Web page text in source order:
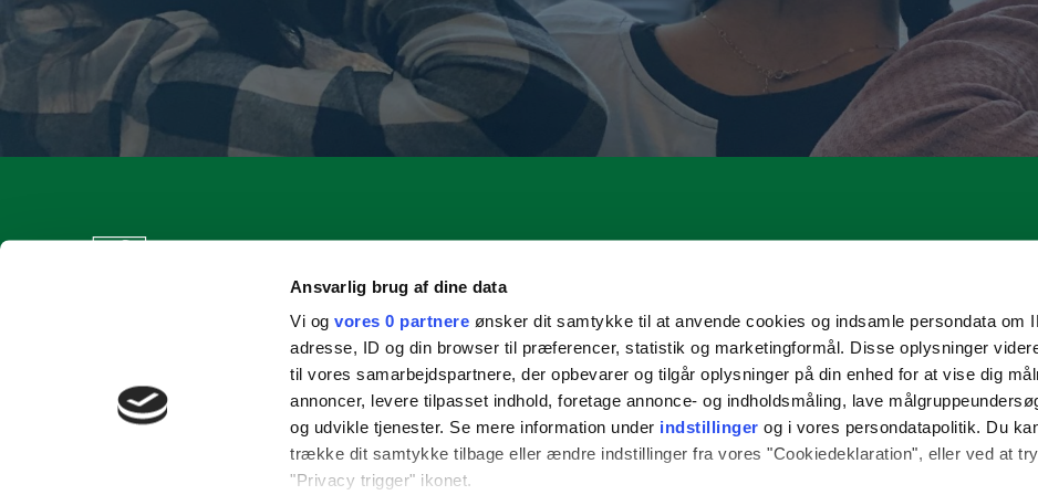
Ansvarlig brug af dine data
Vi ogvores 0 partnere ønsker dit samtykke til at anvende cookies og indsamle persondata om
adresse, ID og din browser til præferencer, statistik og marketingformål. Disse oplysninger
til vores samarbejdspartnere, der opbevarer og tilgår oplysninger på din enhed for at vise dig
annoncer, levere tilpasset indhold, foretage annonce- og indholdsmåling, lave
og udvikle tjenester. Se mere information under indstillinger og i vores persondatapolitik. Du
trække dit samtykke tilbage eller ændre indstillinger fra vores "Cookiedeklaration", eller ved at
"Privacy trigger" ikonet.